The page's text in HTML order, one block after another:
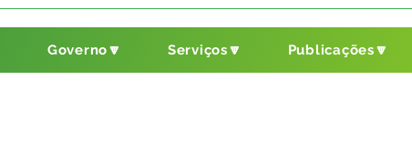
Governo🔽 Serviços🔽 Publicações🔽